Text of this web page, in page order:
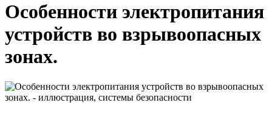
Особенности электропитания
устройств во взрывоопасных
зонах.